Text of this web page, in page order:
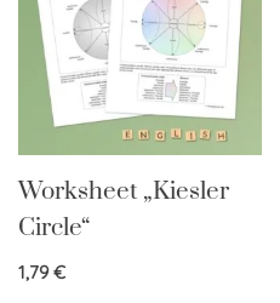
Worksheet „Kiesler
Circle“
1,79€